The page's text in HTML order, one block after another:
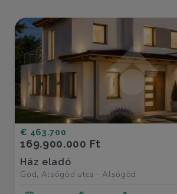
€ 463.700
169.900.000 Ft
Ház eladó
Göd, Alsógöd utca - Alsógöd